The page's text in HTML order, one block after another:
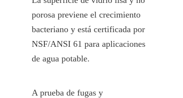
porosa previene el crecimiento
bacteriano y está certificada por
NSF/ANSI 61 para aplicaciones
de agua potable.
A prueba de fugas y